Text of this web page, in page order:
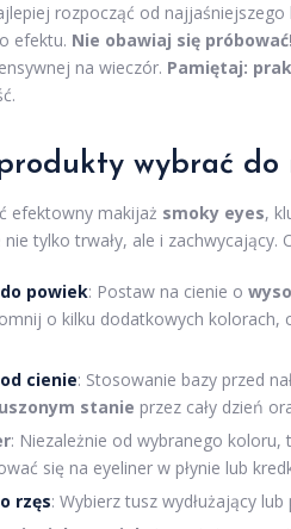
rozpocząć od
efektu. Nie obawiaj się próbować!
na wieczór. Pamiętaj:
wybrać do
efektowny makijaż smoky eyes,
nie tylko trwały, ale i
powiek: Postaw na cienie o
o kilku dodatkowych
cienie: Stosowanie bazy przed
stanie przez cały dzień
: Niezależnie od wybranego
się na eyeliner w płynie lub
rzęs: Wybierz tusz wydłużający